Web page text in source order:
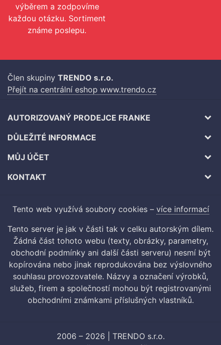
výběrem a zodpovíme
každou otázku. Sortiment
známe poslepu.
Člen skupiny TRENDO s.r.o.
Přejít na centrální eshop www.trendo.cz
AUTORIZOVANÝ PRODEJCE FRANKE
DŮLEŽITÉ INFORMACE
MŮJ ÚČET
KONTAKT
Tento web využívá soubory cookies – více informací
Tento server je jak v části tak v celku autorským dílem.
Žádná část tohoto webu (texty, obrázky, parametry,
obchodní podmínky ani další části serveru) nesmí být
kopírována nebo jinak reprodukována bez výslovného
souhlasu provozovatele. Názvy a označení výrobků,
služeb, firem a společností mohou být registrovanými
obchodními známkami příslušných vlastníků.
2006 – 2026 | TRENDO s.r.o.